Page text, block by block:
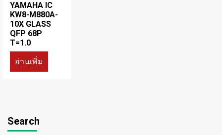
YAMAHA IC
KW8-M880A-
10X GLASS
QFP 68P
T=1.0
อ่านเพิ่ม
Search